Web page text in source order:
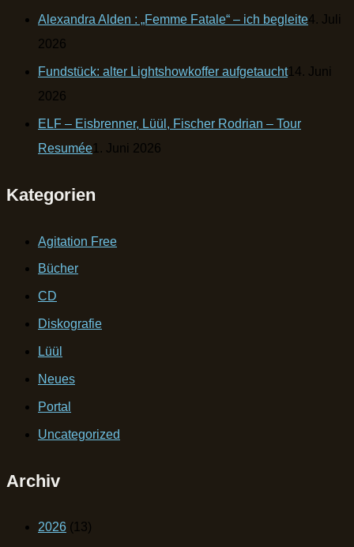
Alexandra Alden : „Femme Fatale“ – ich begleite4. Juli
2026
Fundstück: alter Lightshowkoffer aufgetaucht14. Juni
2026
ELF – Eisbrenner, Lüül, Fischer Rodrian – Tour
Resumée1. Juni 2026
Kategorien
Agitation Free
Bücher
CD
Diskografie
Lüül
Neues
Portal
Uncategorized
Archiv
2026 (13)